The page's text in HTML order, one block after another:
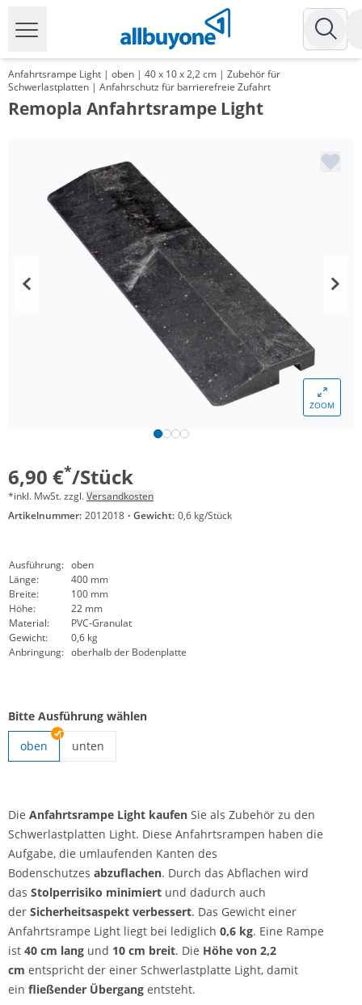
Anfahrtsrampe Light | oben | 40 x 10 x 2,2 cm | Zubehör für
Schwerlastplatten | Anfahrschutz für barrierefreie Zufahrt
Remopla Anfahrtsrampe Light
ZOOM
6,90 €*/Stück
*inkl. MwSt. zzgl.Versandkosten
Artikelnummer: 2012018 · Gewicht: 0,6 kg/Stück
Ausführung: oben
Länge:
400 mm
Breite:
100 mm
Höhe:
22 mm
Material:
PVC-Granulat
Gewicht:
0,6 kg
Anbringung: oberhalb der Bodenplatte
Bitte Ausführung wählen
oben
unten
Die Anfahrtsrampe Light kaufen Sie als Zubehör zu den
Schwerlastplatten Light. Diese Anfahrtsrampen haben die
Aufgabe, die umlaufenden Kanten des
Bodenschutzes abzuflachen. Durch das Abflachen wird
das Stolperrisiko minimiert und dadurch auch
der Sicherheitsaspekt verbessert. Das Gewicht einer
Anfahrtsrampe Light liegt bei lediglich 0,6 kg. Eine Rampe
ist 40 cm lang und 10 cm breit. Die Höhe von 2,2
cm entspricht der einer Schwerlastplatte Light, damit
ein fließender Übergang entsteht.